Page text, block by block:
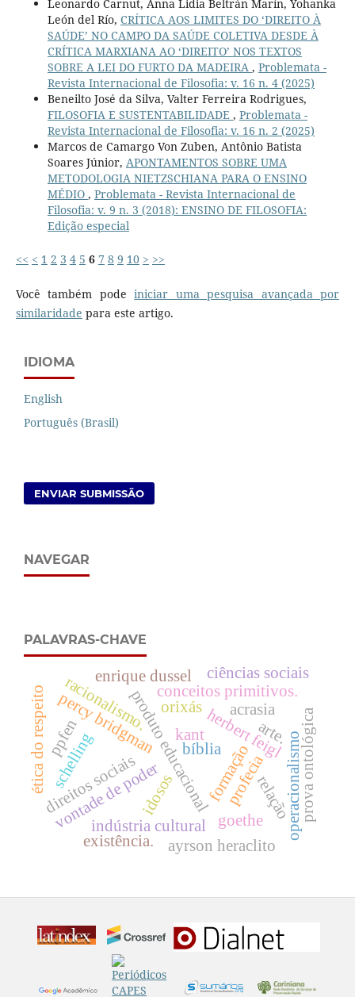
Leonardo Carnut, Anna Lidia Beltrán Marín, Yohanka
León del Río, CRÍTICA AOS LIMITES DO ‘DIREITO À
SAÚDE’ NO CAMPO DA SAÚDE COLETIVA DESDE À
CRÍTICA MARXIANA AO ‘DIREITO’ NOS TEXTOS
SOBRE A LEI DO FURTO DA MADEIRA , Problemata -
Revista Internacional de Filosofia: v. 16 n. 4 (2025)
Beneilto José da Silva, Valter Ferreira Rodrigues,
FILOSOFIA E SUSTENTABILIDADE , Problemata -
Revista Internacional de Filosofia: v. 16 n. 2 (2025)
Marcos de Camargo Von Zuben, Antônio Batista
Soares Júnior, APONTAMENTOS SOBRE UMA
METODOLOGIA NIETZSCHIANA PARA O ENSINO
MÉDIO , Problemata - Revista Internacional de
Filosofia: v. 9 n. 3 (2018): ENSINO DE FILOSOFIA:
Edição especial
<< < 1 2 3 4 5 6 7 8 9 10 > >>
Você também podeiniciar uma pesquisa avançada por
similaridade para este artigo.
IDIOMA
English
Português (Brasil)
ENVIAR SUBMISSÃO
NAVEGAR
PALAVRAS-CHAVE
kantherbert feigl
bíblia
profecia
produto educacional relação
vontade de poder
acrasia
formação
indústria cultural
conceitos primitivos.
operacionalismo
percy bridgman
idosos
direitos sociais
enrique dussel
arte.
schelling
racionalismo.
prova ontológica
existência. ayrson heraclito
goethe
ética do respeito
ciências sociais
ppfen
orixás